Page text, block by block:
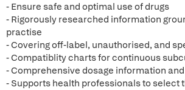
- Ensure safe and optimal use of drugs
- Rigorously researched information
practise
- Covering off-label, unauthorised, and
- Compatiblity charts for continuous
- Comprehensive dosage information
- Supports health professionals to select